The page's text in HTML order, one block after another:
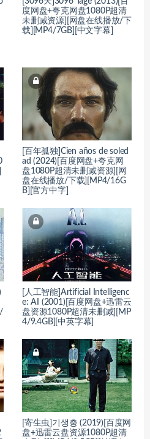
度网盘+夸克网盘1080P超清
未删减资源][网盘在线播放/下
载][MP4/7GB][中文字幕]
[百年孤独]Cien años de soled
ad (2024)[百度网盘+夸克网
盘1080P超清未删减资源][网
盘在线播放/下载][MP4/16G
B][官方中字]
[人工智能]Artificial Intelligenc
e: AI (2001)[百度网盘+迅雷云
盘资源1080P超清未删减][MP
4/9.4GB][中英字幕]
[寄生虫]기생충 (2019)[百度网
盘+迅雷云盘资源1080P超清